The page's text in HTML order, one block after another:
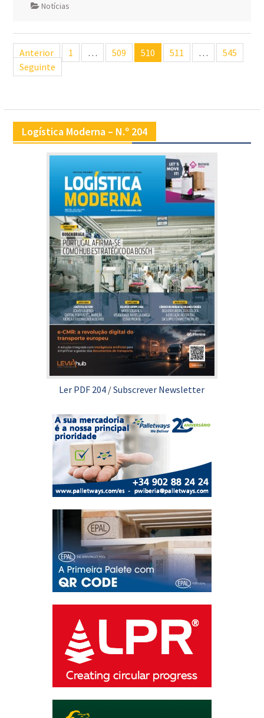
Notícias
Navegação
de
artigos
Anterior 1 … 509 510 511 …
545
Seguinte
Logística Moderna – N.º 204
Ler PDF 204 /Subscrever Newsletter